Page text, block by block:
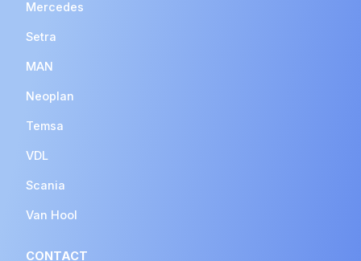
Mercedes
Setra
MAN
Neoplan
Temsa
VDL
Scania
Van Hool
CONTACT